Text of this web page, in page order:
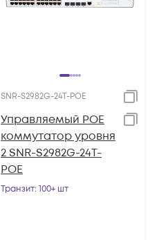
SNR-S2982G-24T-POE
Управляемый POE
коммутатор уровня
2 SNR-S2982G-24T-
POE
Транзит: 100+ шт